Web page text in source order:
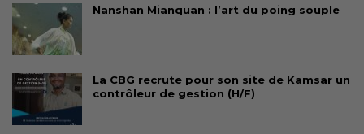
Nanshan Mianquan : l’art du poing souple
La CBG recrute pour son site de Kamsar un
contrôleur de gestion (H/F)